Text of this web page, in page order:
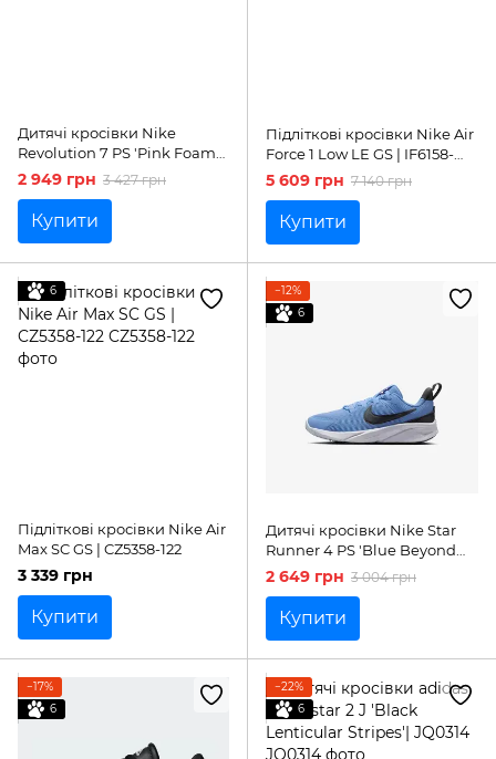
Дитячі кросівки Nike
Revolution 7 PS 'Pink Foam
Black'| FB7690-600
2 949 грн 3 427 грн
Купити
Підліткові кросівки Nike Air
Force 1 Low LE GS | IF6158-
010
5 609 грн 7 140 грн
Купити
6
Підліткові кросівки Nike Air
Max SC GS | CZ5358-122
3 339 грн
Купити
−12%
6
Дитячі кросівки Nike Star
Runner 4 PS 'Blue Beyond
Anthracite'| DX7614-408
2 649 грн 3 004 грн
Купити
−17%
6
−22%
6